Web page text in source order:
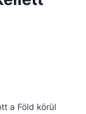
a Föld körül